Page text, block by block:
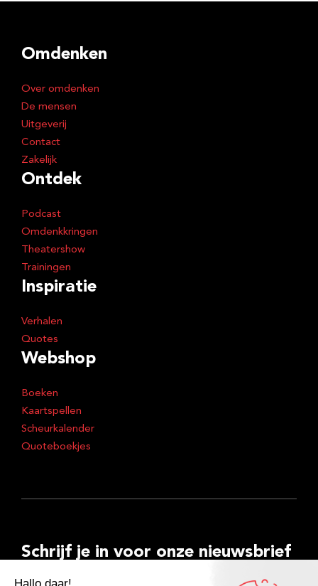
Omdenken
Over omdenken
De mensen
Uitgeverij
Contact
Zakelijk
Ontdek
Podcast
Omdenkkringen
Theatershow
Trainingen
Inspiratie
Verhalen
Quotes
Webshop
Boeken
Kaartspellen
Scheurkalender
Quoteboekjes
Schrijf je in voor onze nieuwsbrief